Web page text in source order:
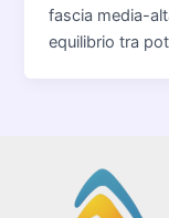
fascia media-
equilibrio tra